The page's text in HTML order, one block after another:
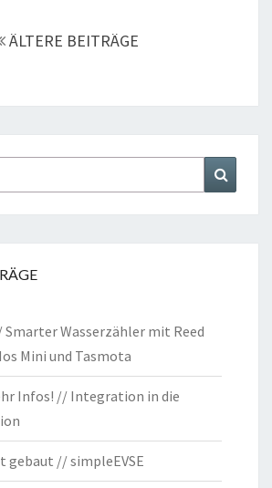
ÄLTERE BEITRÄGE
Wasserzähler mit Reed
Mini und Tasmota
Infos! // Integration in die
gebaut // simpleEVSE